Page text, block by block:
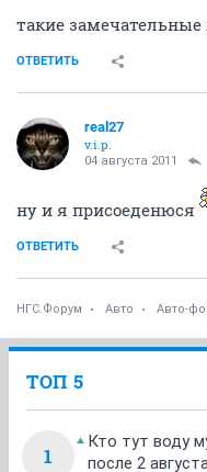
такие
ОТВЕТИТЬ
real27
v.i.p.
04 августа 2011
ну и я присоеденюся
ОТВЕТИТЬ
НГС.Форум Авто Авто-
ТОП 5
1
Кто тут воду
после 2